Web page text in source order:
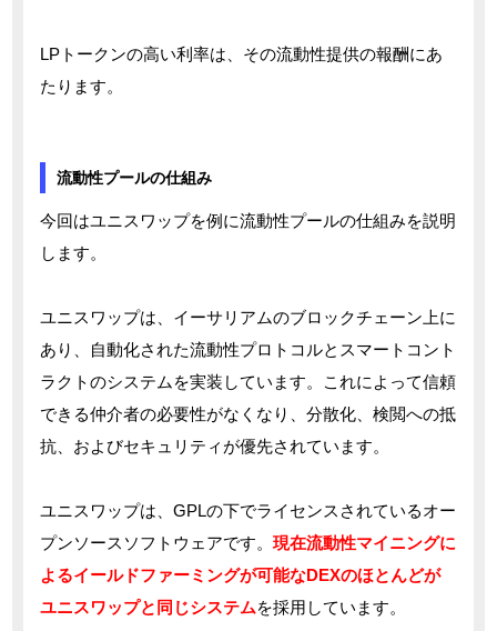
LPトークンの高い利率は、その流動性提供の報酬にあ
たります。
流動性プールの仕組み
今回はユニスワップを例に流動性プールの仕組みを説明
します。
ユニスワップは、イーサリアムのブロックチェーン上に
あり、自動化された流動性プロトコルとスマートコント
ラクトのシステムを実装しています。これによって信頼
できる仲介者の必要性がなくなり、分散化、検閲への抵
抗、およびセキュリティが優先されています。
ユニスワップは、GPLの下でライセンスされているオー
プンソースソフトウェアです。現在流動性マイニングに
よるイールドファーミングが可能なDEXのほとんどが
ユニスワップと同じシステムを採用しています。